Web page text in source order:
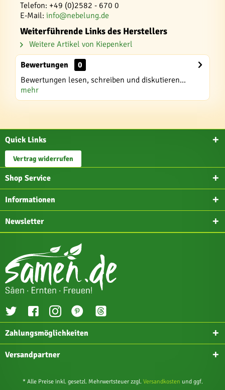
Telefon: +49 (0)2582 - 670 0
E-Mail: info@nebelung.de
Weiterführende Links des Herstellers
Weitere Artikel von Kiepenkerl
Bewertungen
0
Bewertungen lesen, schreiben und diskutieren...
mehr
Quick Links
Vertrag widerrufen
Shop Service
Informationen
Newsletter
Zahlungsmöglichkeiten
Versandpartner
* Alle Preise inkl. gesetzl. Mehrwertsteuer zzgl. Versandkosten und ggf.